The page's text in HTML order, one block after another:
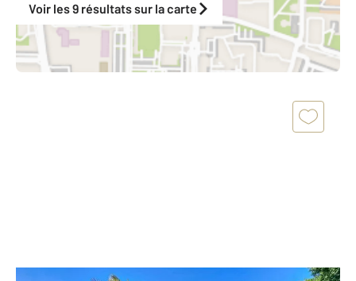
Voir les 9 résultats sur la carte